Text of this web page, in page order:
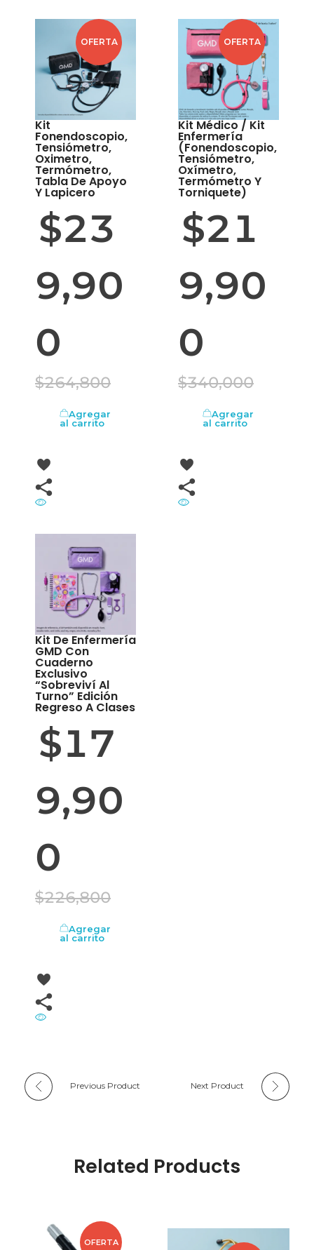
OFERTA
Kit
Fonendoscopio,
Tensiómetro,
Oximetro,
Termómetro,
Tabla De Apoyo
Y Lapicero
$23
9,90
0
$264,800
Agregar
al carrito
OFERTA
Kit Médico / Kit
Enfermería
(Fonendoscopio,
Tensiómetro,
Oxímetro,
Termómetro Y
Torniquete)
$21
9,90
0
$340,000
Agregar
al carrito
OFERTA
Kit De Enfermería
GMD Con
Cuaderno
Exclusivo
“Sobreviví Al
Turno” Edición
Regreso A Clases
$17
9,90
0
$226,800
Agregar
al carrito
Previous Product Next Product
Related Products
OFERTA